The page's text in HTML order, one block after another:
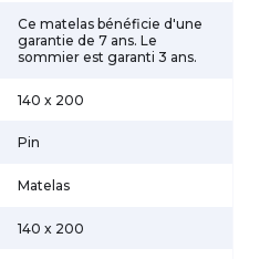
Ce matelas bénéficie d'une
garantie de 7 ans. Le
sommier est garanti 3 ans.
140 x 200
Pin
Matelas
140 x 200